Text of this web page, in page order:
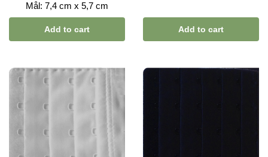
Mål: 7,4 cm x 5,7 cm
Add to cart Add to cart